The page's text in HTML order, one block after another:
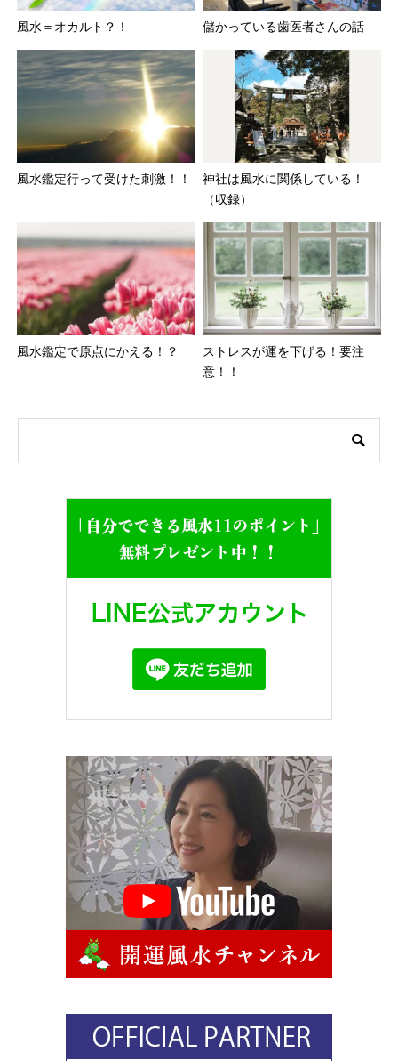
風水＝オカルト？！ 儲かっている歯医者さんの話
風水鑑定行って受けた刺激！！
神社は風水に関係している！
（収録）
風水鑑定で原点にかえる！？
ストレスが運を下げる！要注
意！！